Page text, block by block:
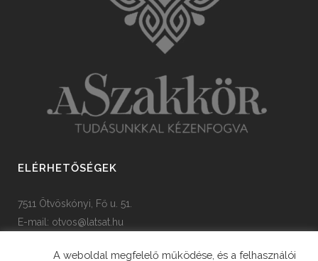
ELÉRHETŐSÉGEK
7511 Ötvöskónyi, Fő u. 51.
E-mail: otvos@latsat.hu
A weboldal megfelelő működése, és a felhasználói